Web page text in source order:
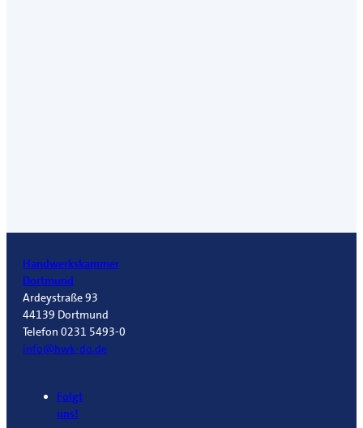
Handwerkskammer
Dortmund
Ardeystraße 93
44139 Dortmund
Telefon 0231 5493-0
info@hwk-do.de
Folgt
uns!